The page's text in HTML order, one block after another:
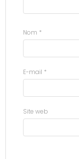
Nom *
E-mail *
Site web